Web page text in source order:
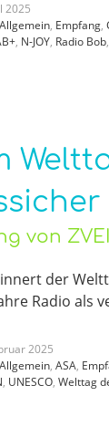
2025
Allgemein, Empfang,
, N-JOY, Radio Bob,
von
der
Radio als
2025
Allgemein, ASA,
, UNESCO, Welttag